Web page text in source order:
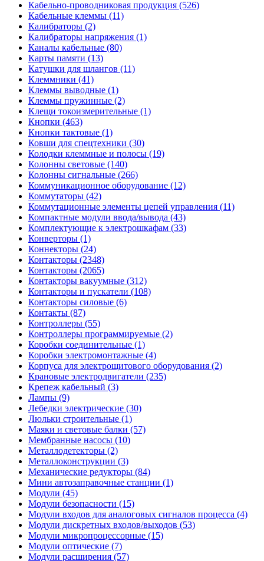
Кабельно-проводниковая продукция (526)
Кабельные клеммы (11)
Калибраторы (2)
Калибраторы напряжения (1)
Каналы кабельные (80)
Карты памяти (13)
Катушки для шлангов (11)
Клеммники (41)
Клеммы выводные (1)
Клеммы пружинные (2)
Клещи токоизмерительные (1)
Кнопки (463)
Кнопки тактовые (1)
Ковши для спецтехники (30)
Колодки клеммные и полосы (19)
Колонны световые (140)
Колонны сигнальные (266)
Коммуникационное оборудование (12)
Коммутаторы (42)
Коммутационные элементы цепей управления (11)
Компактные модули ввода/вывода (43)
Комплектующие к электрошкафам (33)
Конверторы (1)
Коннекторы (24)
Контакторы (2348)
Контакторы (2065)
Контакторы вакуумные (312)
Контакторы и пускатели (108)
Контакторы силовые (6)
Контакты (87)
Контроллеры (55)
Контроллеры программируемые (2)
Коробки соединительные (1)
Коробки электромонтажные (4)
Корпуса для электрощитового оборудования (2)
Крановые электродвигатели (235)
Крепеж кабельный (3)
Лампы (9)
Лебедки электрические (30)
Люльки строительные (1)
Маяки и световые балки (57)
Мембранные насосы (10)
Металлодетекторы (2)
Металлоконструкции (3)
Механические редукторы (84)
Мини автозаправочные станции (1)
Модули (45)
Модули безопасности (15)
Модули входов для аналоговых сигналов процесса (4)
Модули дискретных входов/выходов (53)
Модули микропроцессорные (15)
Модули оптические (7)
Модули расширения (57)